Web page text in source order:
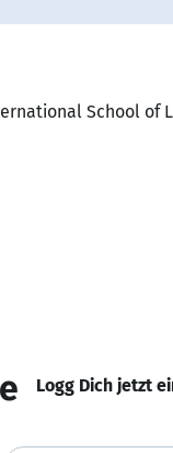
School of
Logg Dich jetzt